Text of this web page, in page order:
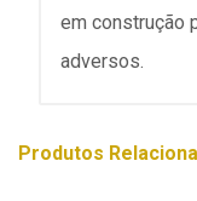
em construção
adversos.
Produtos